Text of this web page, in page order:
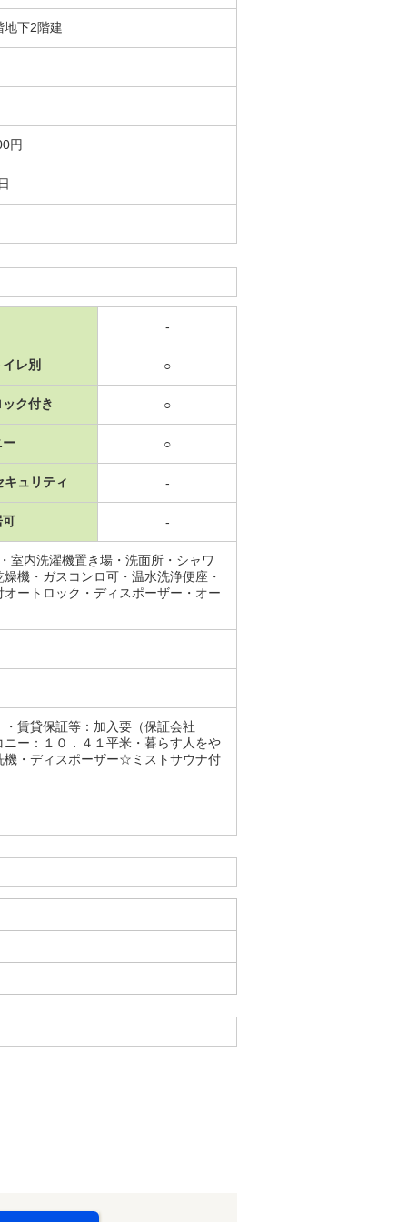
地下2階建
円
-
レ別 ○
ク付き ○
ー ○
キュリティ -
可 -
室内洗濯機置き場・洗面所・シャワ
機・ガスコンロ可・温水洗浄便座・
ートロック・ディスポーザー・オー
・賃貸保証等：加入要（保証会社
ー：１０．４１平米・暮らす人をや
・ディスポーザー☆ミストサウナ付